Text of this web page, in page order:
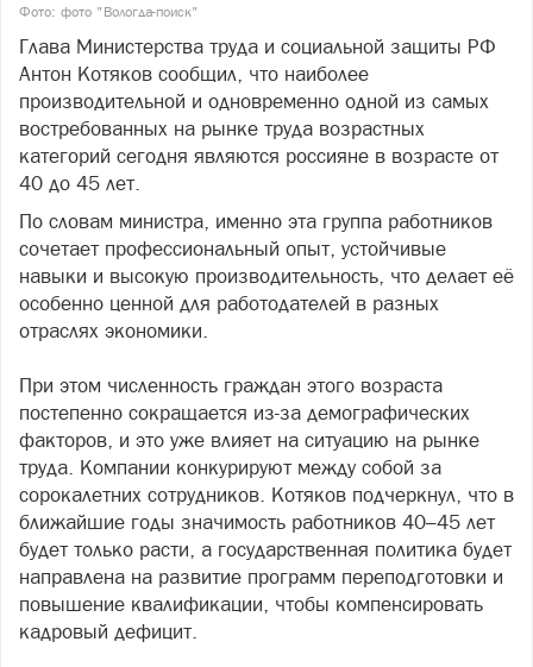
Фото: фото "Вологда-поиск"
Глава Министерства труда и социальной защиты РФ
Антон Котяков сообщил, что наиболее
производительной и одновременно одной из самых
востребованных на рынке труда возрастных
категорий сегодня являются россияне в возрасте от
40 до 45 лет.
По словам министра, именно эта группа работников
сочетает профессиональный опыт, устойчивые
навыки и высокую производительность, что делает её
особенно ценной для работодателей в разных
отраслях экономики.
При этом численность граждан этого возраста
постепенно сокращается из-за демографических
факторов, и это уже влияет на ситуацию на рынке
труда. Компании конкурируют между собой за
сорокалетних сотрудников. Котяков подчеркнул, что в
ближайшие годы значимость работников 40–45 лет
будет только расти, а государственная политика будет
направлена на развитие программ переподготовки и
повышение квалификации, чтобы компенсировать
кадровый дефицит.